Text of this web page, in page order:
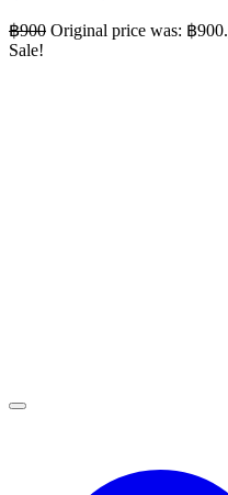
฿900 Original price was: ฿900.
Sale!